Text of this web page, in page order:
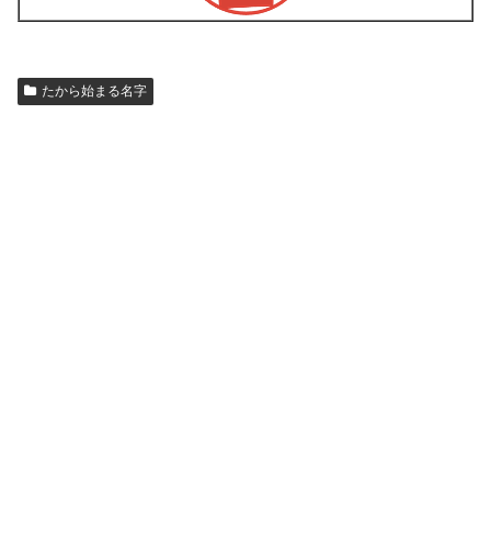
たから始まる名字